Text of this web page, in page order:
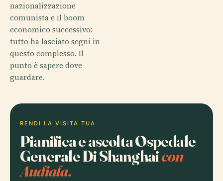
nazionalizzazione
comunista e il boom
economico successivo:
tutto ha lasciato segni in
questo complesso. Il
punto è sapere dove
guardare.
RENDI LA VISITA TUA
Pianifica e ascolta Ospedale
Generale Di Shanghaicon
Audiala.